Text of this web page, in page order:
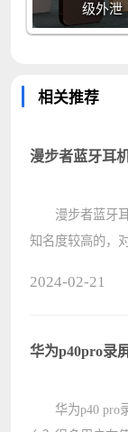
级外泄
相关推荐
漫步者蓝牙耳
漫步者蓝牙耳
知名度较高的，
者蓝牙耳机怎
2024-02-21
华为p40pro录
华为p40 pro